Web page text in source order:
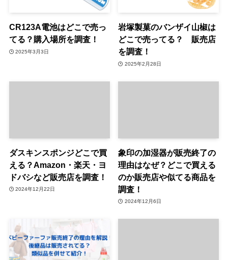
CR123A電池はどこで売っ
てる？購入場所を調査！
2025年3月3日
岩塚製菓のバンザイ山椒は
どこで売ってる？ 販売店
を調査！
2025年2月28日
ダスキンスポンジどこで買
える？Amazon・楽天・ヨ
ドバシなど販売店を調査！
2024年12月22日
象印の加湿器が販売終了の
理由はなぜ？どこで買える
のか販売店や似てる商品を
調査！
2024年12月6日